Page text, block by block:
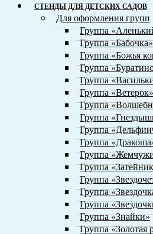
СТЕНДЫ ДЛЯ ДЕТСКИХ САДОВ
Для оформления групп
Группа
Группа «Бабочка»
Группа «Божья
Группа
Группа
Группа «Ветерок»
Группа
Группа
Группа
Группа
Группа
Группа
Группа
Группа
Группа
Группа «Знайки»
Группа «Золотая